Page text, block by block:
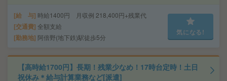
給 与 時給1400円 月収例 218,400円+残業代
交通費 全額支給
勤務地 阿倍野(地下鉄)駅徒歩5分
気になる!
【高時給1700円】長期！残業少なめ！17時台定時！土日
祝休み＊給与計算業務など[派遣]